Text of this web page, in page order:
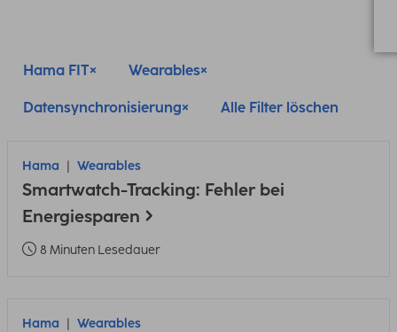
Hama FIT Wearables
Datensynchronisierung Alle Filter löschen
Hama Wearables
Smartwatch-Tracking: Fehler bei
Energiesparen
8 Minuten Lesedauer
Hama Wearables